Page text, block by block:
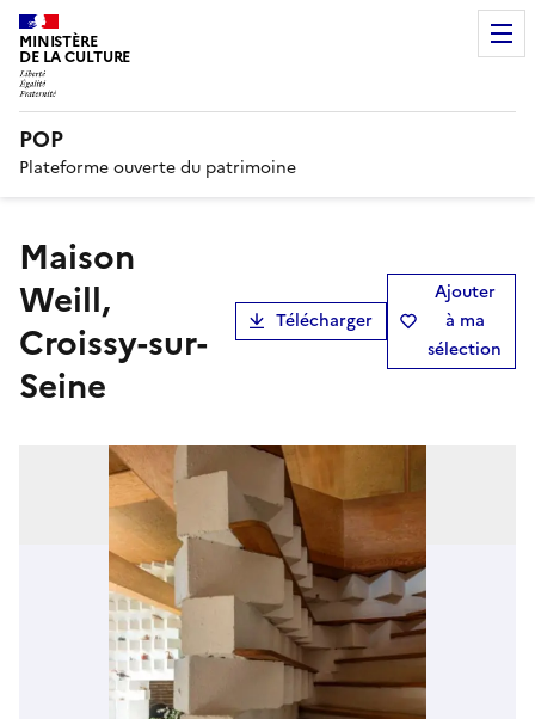
MINISTÈRE
DE LA CULTURE
POP
Plateforme ouverte du patrimoine
Maison
Weill,
Croissy-sur-
Seine
Télécharger
Ajouter
à ma
sélection